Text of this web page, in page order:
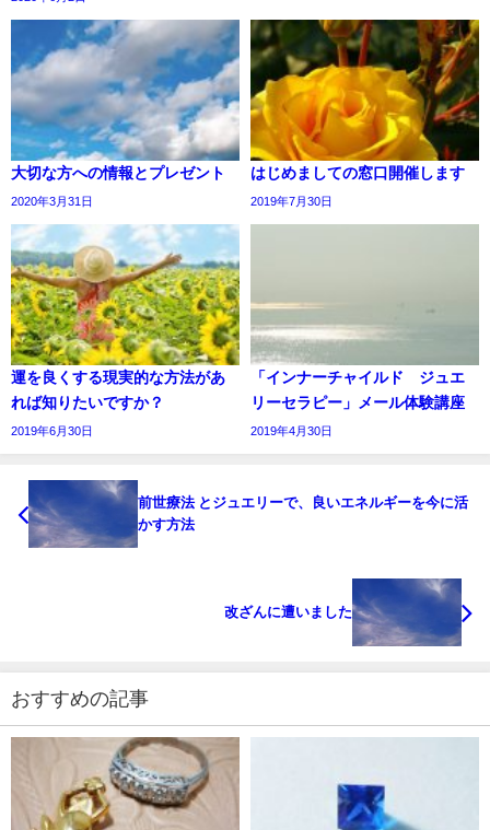
大切な方への情報とプレゼント
2020年3月31日
はじめましての窓口開催します
2019年7月30日
運を良くする現実的な方法があ
れば知りたいですか？
2019年6月30日
「インナーチャイルド ジュエ
リーセラピー」メール体験講座
2019年4月30日
前世療法 とジュエリーで、良いエネルギーを今に活
かす方法
改ざんに遭いました
おすすめの記事